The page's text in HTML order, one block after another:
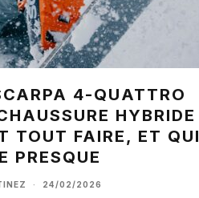
4-QUATTRO
HYBRIDE
TOUT FAIRE, ET QUI
PRESQUE
· 24/02/2026